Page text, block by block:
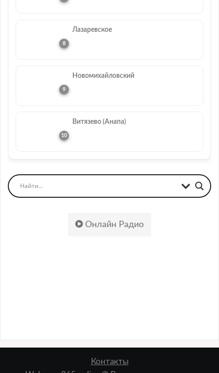
Лазаревское
Новомихайловский
Витязево (Анапа)
Онлайн Радио
Контакты